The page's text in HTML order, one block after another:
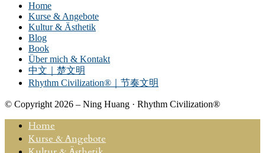
Home
Kurse & Angebote
Kultur & Ästhetik
Blog
Book
Über mich & Kontakt
中文｜楚文明
Rhythm Civilization®｜节奏文明
© Copyright 2026 – Ning Huang · Rhythm Civilization®
Home
Kurse & Angebote